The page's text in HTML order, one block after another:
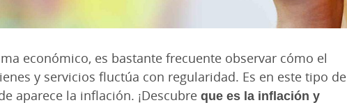
económico, es bastante frecuente observar cómo el
y servicios fluctúa con regularidad. Es en este tipo de
aparece la inflación. ¡Descubre que es la inflación y